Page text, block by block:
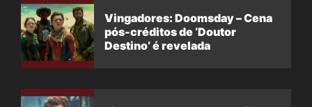
Vingadores: Doomsday – Cena
pós-créditos de ‘Doutor
Destino’ é revelada